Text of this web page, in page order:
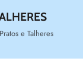
Pratos e Talheres